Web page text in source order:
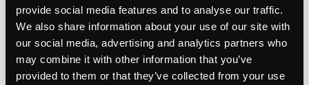
provide social media features and to analyse our traffic.
We also share information about your use of our site with
our social media, advertising and analytics partners who
may combine it with other information that you’ve
provided to them or that they’ve collected from your use
Hier zijn een paar voordelen op een rij:
Supersnel
dankzij schone code en
geoptimaliseerde hosting